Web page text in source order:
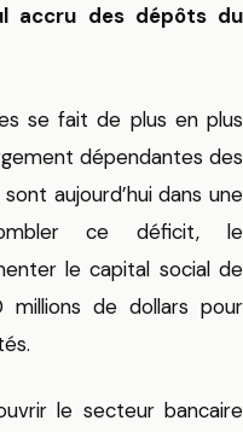
accru des dépôts du
se fait de plus en plus
dépendantes des
aujourd’hui dans une
ce déficit, le
le capital social de
de dollars pour
le secteur bancaire